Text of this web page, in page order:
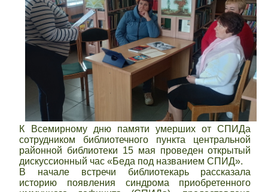
К Всемирному дню памяти умерших от СПИДа
сотрудником библиотечного пункта центральной
районной библиотеки 15 мая проведен открытый
дискуссионный час «Беда под названием СПИД».
В начале встречи библиотекарь рассказала
историю появления синдрома приобретенного